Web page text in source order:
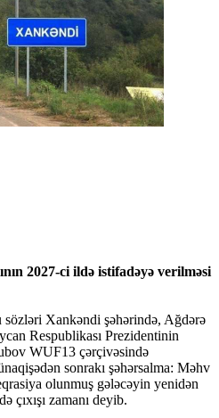
2027-ci ildə istifadəyə verilməsi
Xankəndi şəhərində, Ağdərə
Respublikası Prezidentinin
WUF13 çərçivəsində
sonrakı şəhərsalma: Məhv
olunmuş gələcəyin yenidən
çıxışı zamanı deyib.